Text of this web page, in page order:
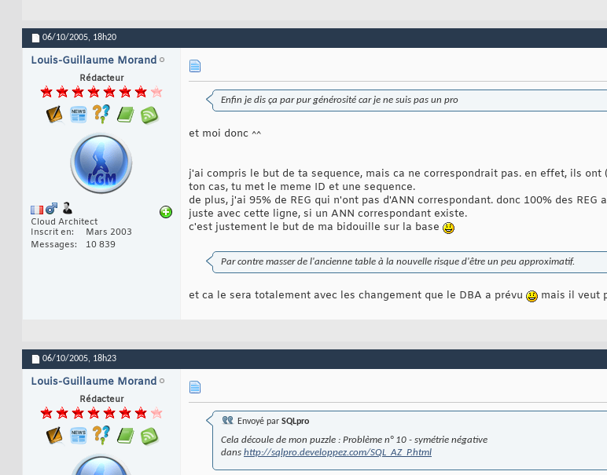
06/10/2005, 18h20
Louis-Guillaume Morand
Rédacteur
Cloud Architect
Inscrit en
Mars 2003
Messages
10 839
Enfin je dis ça par pur générosité car je ne suis pas un pro
et moi donc ^^
j'ai compris le but de ta sequence, mais ca ne correspondrait pas. en effet, ils
ton cas, tu met le meme ID et une sequence.
de plus, j'ai 95% de REG qui n'ont pas d'ANN correspondant. donc 100% des
juste avec cette ligne, si un ANN correspondant existe.
c'est justement le but de ma bidouille sur la base
Par contre masser de l'ancienne table à la nouvelle risque d'être un peu approximatif.
et ca le sera totalement avec les changement que le DBA a prévu mais il veut
06/10/2005, 18h23
Louis-Guillaume Morand
Rédacteur
Envoyé par SQLpro
Cela découle de mon puzzle : Problème n° 10 - symétrie négative
dans http://sqlpro.developpez.com/SQL_AZ_P.html